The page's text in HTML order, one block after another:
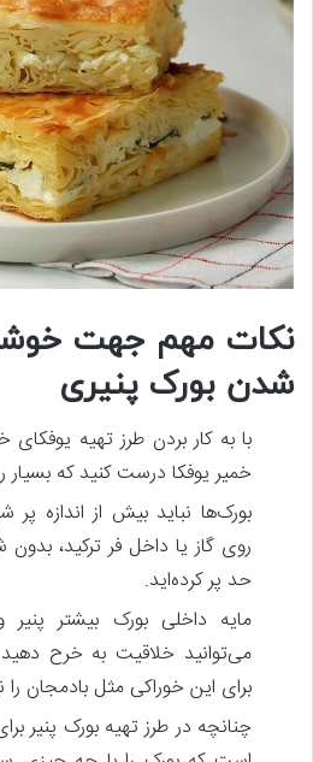
نکات مهم جهت
شدن بورک پنیری
با به کار بردن طرز تهیه
خمیر یوفکا درست کنید که
بورک‌ها نباید بیش از اندازه
روی گاز یا داخل فر ترکید،
حد پر کرده‌اید.
مایه داخلی بورک بیشتر
می‌توانید خلاقیت به خرح
برای این خوراکی مثل بادمجان را
چنانچه در طرز تهیه بورک پنیر